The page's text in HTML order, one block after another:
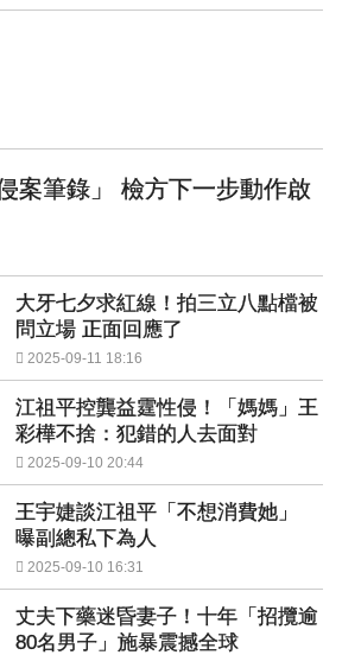
案筆錄」 檢方下一步動作啟
大牙七夕求紅線！拍三立八點檔被
問立場 正面回應了
2025-09-11 18:16
江祖平控龔益霆性侵！「媽媽」王
彩樺不捨：犯錯的人去面對
2025-09-10 20:44
王宇婕談江祖平「不想消費她」
曝副總私下為人
2025-09-10 16:31
丈夫下藥迷昏妻子！十年「招攬逾
80名男子」施暴震撼全球